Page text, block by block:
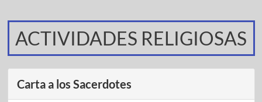
ACTIVIDADES RELIGIOSAS
Carta a los Sacerdotes